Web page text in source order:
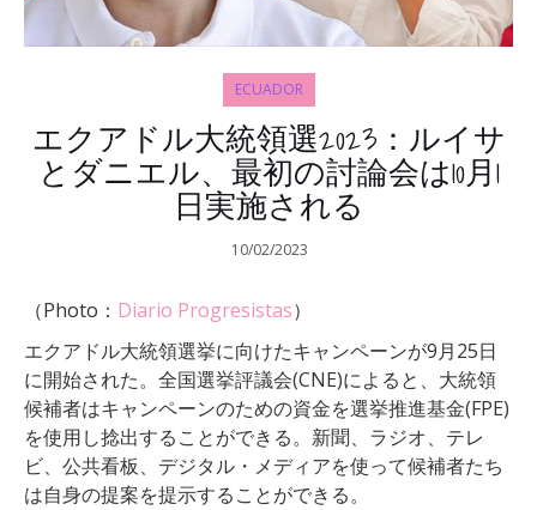
ECUADOR
エクアドル大統領選2023：ルイサ
とダニエル、最初の討論会は10月1
日実施される
10/02/2023
（Photo： Diario Progresistas）
エクアドル大統領選挙に向けたキャンペーンが9月25日
に開始された。全国選挙評議会(CNE)によると、大統領
候補者はキャンペーンのための資金を選挙推進基金(FPE)
を使用し捻出することができる。新聞、ラジオ、テレ
ビ、公共看板、デジタル・メディアを使って候補者たち
は自身の提案を提示することができる。